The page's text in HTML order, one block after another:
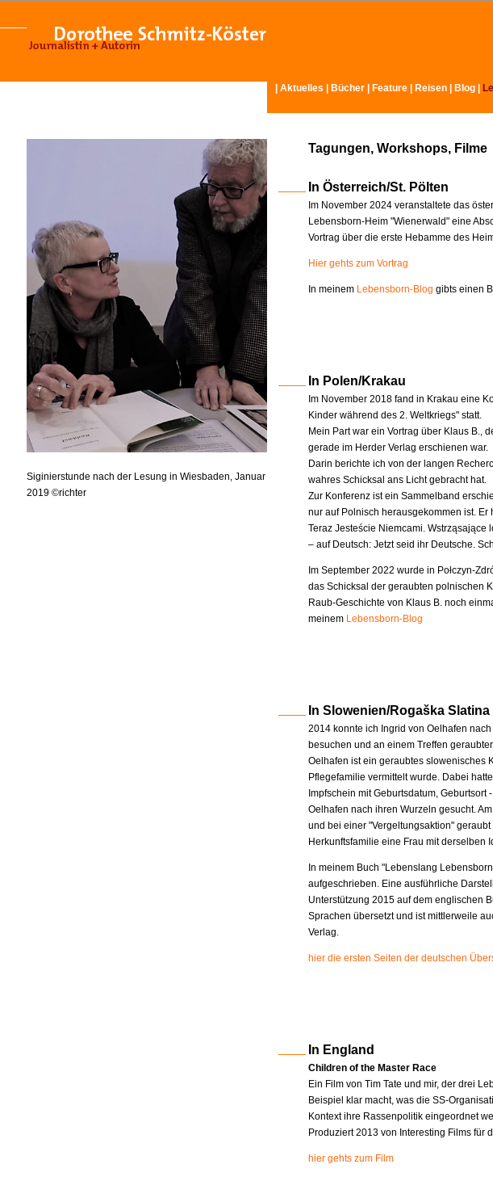
Aktuelles Bücher Feature Reisen Blog
Siginierstunde nach der Lesung in Wiesbaden, Januar
2019 ©richter
Tagungen, Workshops, Filme
In Österreich/St. Pölten
Im November 2024 veranstaltete das
Lebensborn-Heim "Wienerwald" eine
Vortrag über die erste Hebamme des
Hier gehts zum Vortrag
In meinem Lebensborn-Blog gibts einen
In Polen/Krakau
Im November 2018 fand in Krakau eine
Kinder während des 2. Weltkriegs" statt.
Mein Part war ein Vortrag über Klaus B.,
gerade im Herder Verlag erschienen war.
Darin berichte ich von der langen
wahres Schicksal ans Licht gebracht hat.
Zur Konferenz ist ein Sammelband
nur auf Polnisch herausgekommen ist. Er
Teraz Jesteście Niemcami. Wstrząsające
– auf Deutsch: Jetzt seid ihr Deutsche.
Im September 2022 wurde in Połczyn-
das Schicksal der geraubten polnischen
Raub-Geschichte von Klaus B. noch
meinem Lebensborn-Blog
In Slowenien/Rogaška
2014 konnte ich Ingrid von Oelhafen
besuchen und an einem Treffen
Oelhafen ist ein geraubtes slowenisches
Pflegefamilie vermittelt wurde. Dabei
Impfschein mit Geburtsdatum,
Oelhafen nach ihren Wurzeln gesucht.
und bei einer "Vergeltungsaktion"
Herkunftsfamilie eine Frau mit derselben
In meinem Buch "Lebenslang
aufgeschrieben. Eine ausführliche
Unterstützung 2015 auf dem englischen
Sprachen übersetzt und ist mittlerweile
Verlag.
hier die ersten Seiten der deutschen
In England
Children of the Master Race
Ein Film von Tim Tate und mir, der drei
Beispiel klar macht, was die SS-
Kontext ihre Rassenpolitik eingeordnet
Produziert 2013 von Interesting Films für
hier gehts zum Film